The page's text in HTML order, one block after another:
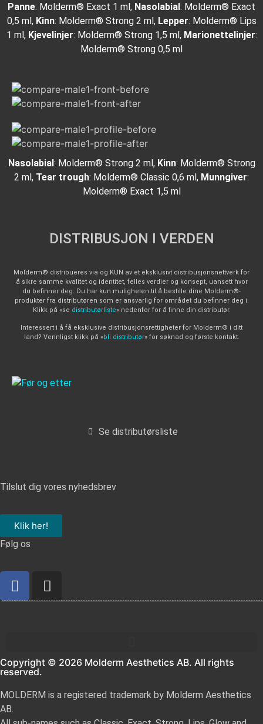
Panne: Molderm® Exact 1 ml, Nasolabial: Molderm® Exact
0,5 ml, Kinn: Molderm® Strong 2 ml, Lepper: Molderm® Lips
1 ml, Kjevelinjer: Molderm® Strong 1,5 ml, Marionettelinjer:
Molderm® Strong 0,5 ml
Nasolabial: Molderm® Strong 2 ml, Kinn: Molderm® Strong
2 ml, Tear trough: Molderm® Classic 0,6 ml, Munngiver:
Molderm® Exact 1,5 ml
DISTRIBUSJON I VERDEN
Molderm® distribueres via og KUN av et eksklusivt distribusjonsnettverk for
å sikre samme kvalitet og identitet, felles verdier og konsept, uansett hvor
du befinner deg. Du har kun muligheten til å bestille dine Molderm®-
produkter fra distributøren som er ansvarlig for området du befinner deg i.
Klikk på «se distributørliste» nedenfor for å finne din distributør.
Interessert i å få eksklusive distribusjonsrettigheter for Molderm® i ditt
land? Vennligst klikk på «bli distributør» for søknad og første kontakt.
Se distributørsliste
Tilslut dig vores nyhedsbrev
Klik her!
Følg os
Copyright © 2026 Molderm Aesthetics AB. All rights
reserved.
MOLDERM is a registered trademark by Molderm Aesthetics
AB.